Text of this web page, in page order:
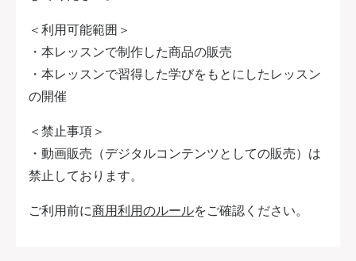
＜利用可能範囲＞
・本レッスンで制作した商品の販売
・本レッスンで習得した学びをもとにしたレッスン
の開催
＜禁止事項＞
・動画販売（デジタルコンテンツとしての販売）は
禁止しております。
ご利用前に商用利用のルールをご確認ください。